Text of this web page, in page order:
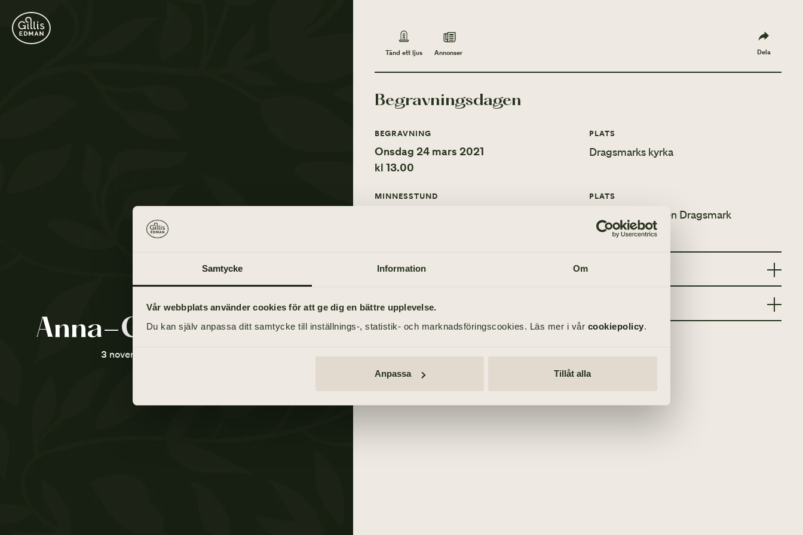
Samtycke Information Om
Vår webbplats använder cookies för att ge dig en bättre upplevelse.
Du kan själv anpassa ditt samtycke till inställnings-, statistik- och marknadsföringscookies. Läs mer i vår cookiepolicy.
Anpassa Tillåt alla
Anna-Greta Hansson
3 november 1937 - 7 februari 2021
Tänd ett ljus Annonser Dela
Begravningsdagen
BEGRAVNING
Onsdag 24 mars 2021
kl 13.00
PLATS
Dragsmarks kyrka
MINNESSTUND PLATS
Hembygdsgården Dragsmark
Tänd ett ljus
TÄND ETT LJUS
Annonser
TIDNINGSANNONSER